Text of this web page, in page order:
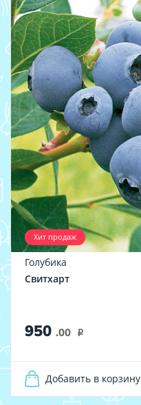
Хит продаж
Голубика
Свитхарт
950 .00 i
Добавить в корзину